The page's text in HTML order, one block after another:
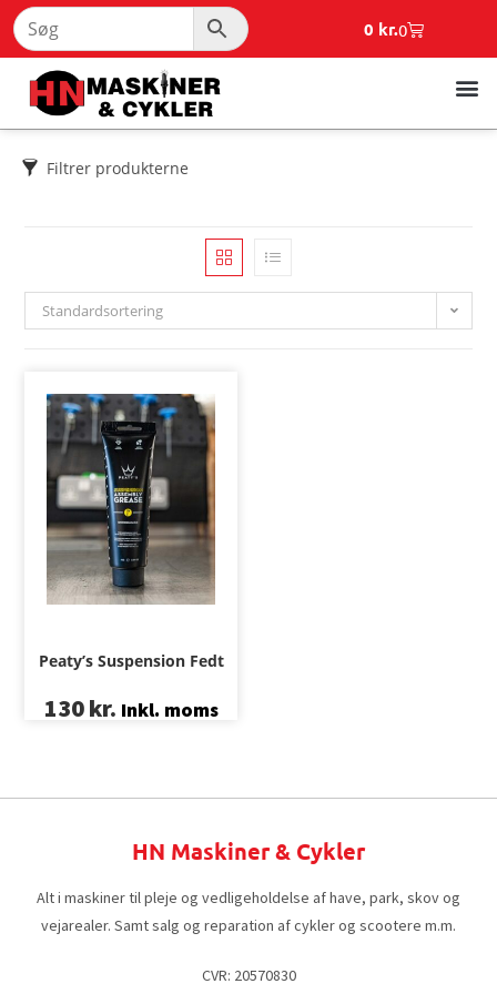
0 kr.0
Filtrer produkterne
Standardsortering
Peaty’s Suspension Fedt
130kr. Inkl. moms
HN Maskiner & Cykler
Alt i maskiner til pleje og vedligeholdelse af have, park, skov og
vejarealer. Samt salg og reparation af cykler og scootere m.m.
CVR: 20570830